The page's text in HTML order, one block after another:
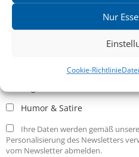
Nur
Cookie-Richtlinie
Kritische Theorie /
Belletristik & Biografien
Humor & Satire
Ihre Daten werden gemäß
Personalisierung des Newsletters
vom Newsletter abmelden.